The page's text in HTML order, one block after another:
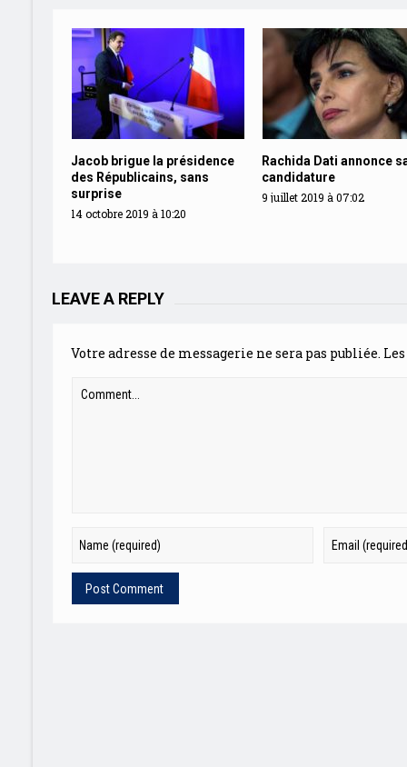
Jacob brigue la présidence
des Républicains, sans
surprise
14 octobre 2019 à 10:20
Rachida Dati annonce
candidature
9 juillet 2019 à 07:02
LEAVE A REPLY
Votre adresse de messagerie ne sera pas publiée.